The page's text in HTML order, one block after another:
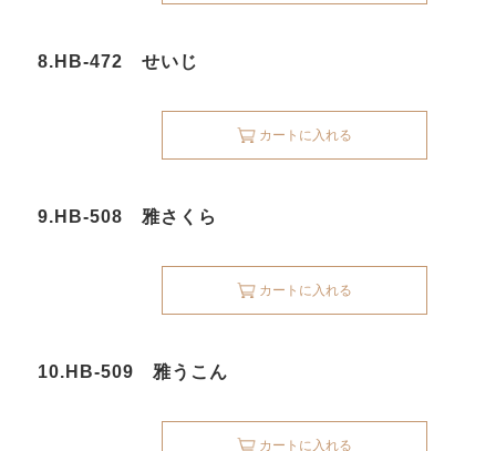
8.HB-472 せいじ
カートに入れる
9.HB-508 雅さくら
カートに入れる
10.HB-509 雅うこん
カートに入れる